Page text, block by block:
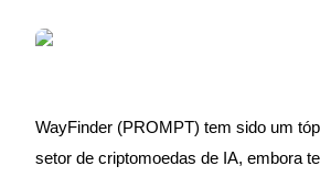
WayFinder (PROMPT) tem sido um
setor de criptomoedas de IA, embora